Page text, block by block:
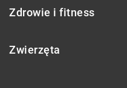
Zdrowie i fitness
Zwierzęta